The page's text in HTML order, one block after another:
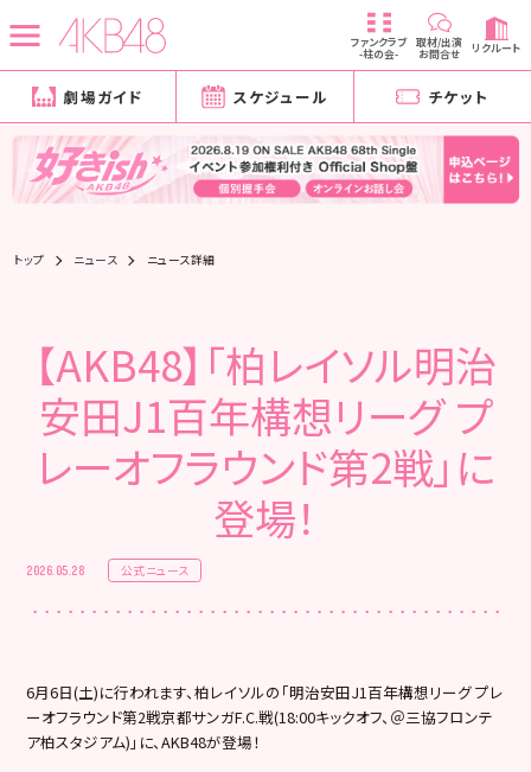
ファンクラブ
-柱の会-
取材/出演
お問合せ リクルート
劇場ガイド スケジュール チケット
トップ ニュース ニュース詳細
【AKB48】「柏レイソル明治
安田J1百年構想リーグ プ
レーオフラウンド第2戦」に
登場！
2026.05.28 公式ニュース
6月6日(土)に行われます、柏レイソルの「明治安田J1百年構想リーグ プレ
ーオフラウンド第2戦京都サンガF.C.戦(18:00キックオフ、＠三協フロンテ
ア柏スタジアム)」に、AKB48が登場！